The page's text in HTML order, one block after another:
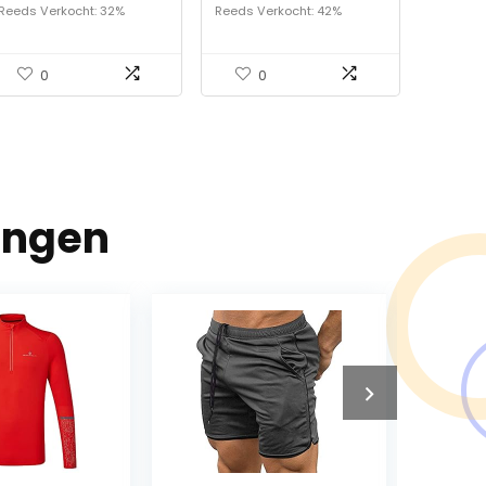
Reeds Verkocht: 32%
0
capuchon
Reeds Verkocht: 42%
0